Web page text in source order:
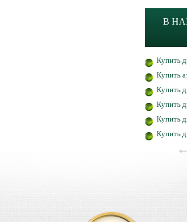
В
Купить
Купить
Купить
Купить
Купить
Купить